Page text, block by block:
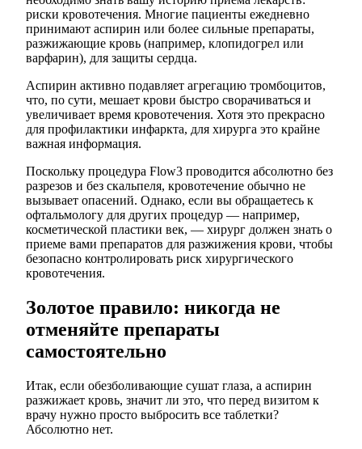
риски кровотечения. Многие пациенты ежедневно
принимают аспирин или более сильные препараты,
разжижающие кровь (например, клопидогрел или
варфарин), для защиты сердца.
Аспирин активно подавляет агрегацию тромбоцитов,
что, по сути, мешает крови быстро сворачиваться и
увеличивает время кровотечения. Хотя это прекрасно
для профилактики инфаркта, для хирурга это крайне
важная информация.
Поскольку процедура Flow3 проводится абсолютно без
разрезов и без скальпеля, кровотечение обычно не
вызывает опасений. Однако, если вы обращаетесь к
офтальмологу для других процедур — например,
косметической пластики век, — хирург должен знать о
приеме вами препаратов для разжижения крови, чтобы
безопасно контролировать риск хирургического
кровотечения.
Золотое правило: никогда не
отменяйте препараты
самостоятельно
Итак, если обезболивающие сушат глаза, а аспирин
разжижает кровь, значит ли это, что перед визитом к
врачу нужно просто выбросить все таблетки?
Абсолютно нет.